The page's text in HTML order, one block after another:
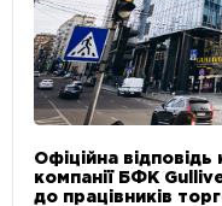
Офіційна
компанії БФК
до працівників